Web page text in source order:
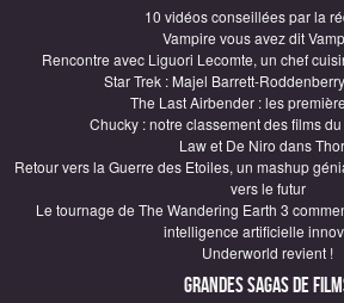
10 vidéos conseillées par la
Vampire vous avez dit
Rencontre avec Liguori Lecomte, un chef
Star Trek : Majel Barrett-
The Last Airbender : les
Chucky : notre classement des films
Law et De Niro dans
Retour vers la Guerre des Etoiles, un mashup
vers le futur
Le tournage de The Wandering Earth 3
intelligence artificielle
Underworld revient !
Grandes sagas de